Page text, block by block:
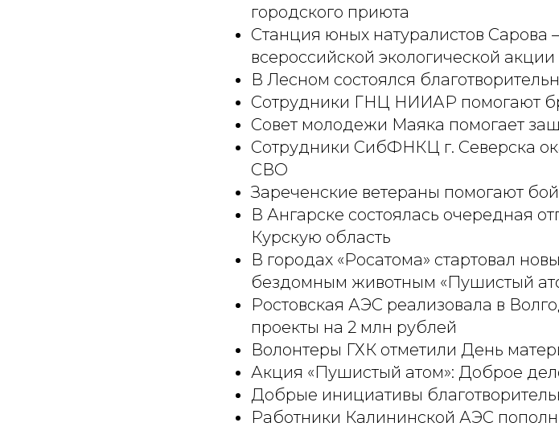
городского приюта
Станция юных натуралистов Сарова
всероссийской экологической
В Лесном состоялся
Сотрудники ГНЦ НИИАР помогают
Совет молодежи Маяка помогает
Сотрудники СибФНКЦ г. Северска
СВО
Зареченские ветераны помогают
В Ангарске состоялась очередная
Курскую область
В городах «Росатома» стартовал
бездомным животным «Пушистый
Ростовская АЭС реализовала в
проекты на 2 млн рублей
Волонтеры ГХК отметили День
Акция «Пушистый атом»: Доброе
Добрые инициативы
Работники Калининской АЭС